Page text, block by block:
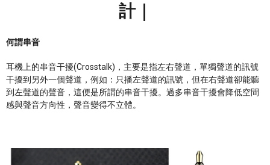
計｜
何謂串音
耳機上的串音干擾(Crosstalk)，主要是指左右聲道，單獨聲道的訊號
干擾到另外一個聲道，例如：只播左聲道的訊號，但在右聲道卻能聽
到左聲道的聲音，這便是所謂的串音干擾。過多串音干擾會降低空間
感與聲音方向性，聲音變得不立體。